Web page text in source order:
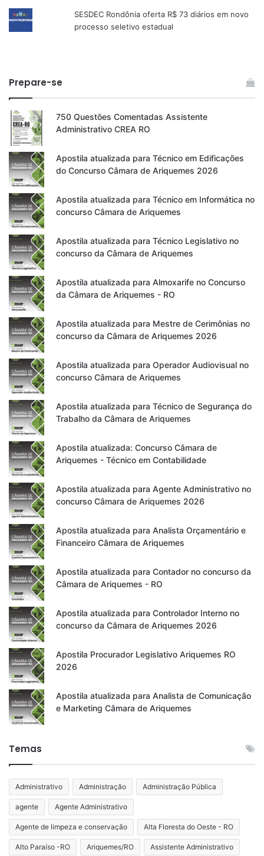
SESDEC Rondônia oferta R$ 73 diários em novo
processo seletivo estadual
Prepare-se
750 Questões Comentadas Assistente
Administrativo CREA RO
Apostila atualizada para Técnico em Edificações
do Concurso Câmara de Ariquemes 2026
Apostila atualizada para Técnico em Informática no
concurso Câmara de Ariquemes
Apostila atualizada para Técnico Legislativo no
concurso da Câmara de Ariquemes
Apostila atualizada para Almoxarife no Concurso
da Câmara de Ariquemes - RO
Apostila atualizada para Mestre de Cerimônias no
concurso da Câmara de Ariquemes 2026
Apostila atualizada para Operador Audiovisual no
concurso Câmara de Ariquemes
Apostila atualizada para Técnico de Segurança do
Trabalho da Câmara de Ariquemes
Apostila atualizada: Concurso Câmara de
Ariquemes - Técnico em Contabilidade
Apostila atualizada para Agente Administrativo no
concurso Câmara de Ariquemes 2026
Apostila atualizada para Analista Orçamentário e
Financeiro Câmara de Ariquemes
Apostila atualizada para Contador no concurso da
Câmara de Ariquemes - RO
Apostila atualizada para Controlador Interno no
concurso da Câmara de Ariquemes 2026
Apostila Procurador Legislativo Ariquemes RO
2026
Apostila atualizada para Analista de Comunicação
e Marketing Câmara de Ariquemes
Temas
Administrativo Administração Administração Pública
agente Agente Administrativo
Agente de limpeza e conservação Alta Floresta do Oeste - RO
Alto Paraíso -RO Ariquemes/RO Assistente Administrativo